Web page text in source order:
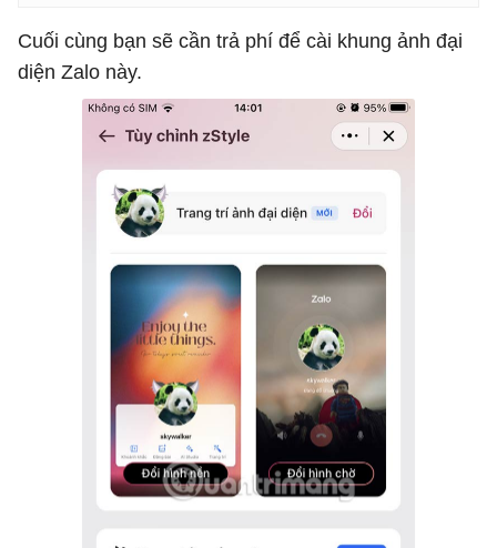
Cuối cùng bạn sẽ cần trả phí để cài khung ảnh đại
diện Zalo này.